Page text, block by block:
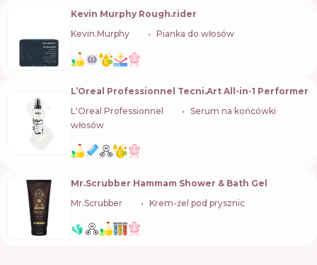
Kevin Murphy Rough.rider
Kevin.Murphy
Pianka do włosów
L’Oreal Professionnel Tecni.Art All-in-1 Performer
L'Oreal Professionnel
Serum na końcówki
włosów
Mr.Scrubber Hammam Shower & Bath Gel
Mr.Scrubber
Krem-żel pod prysznic